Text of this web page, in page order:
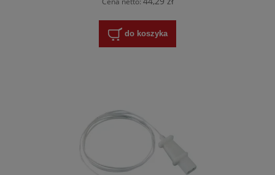
do koszyka